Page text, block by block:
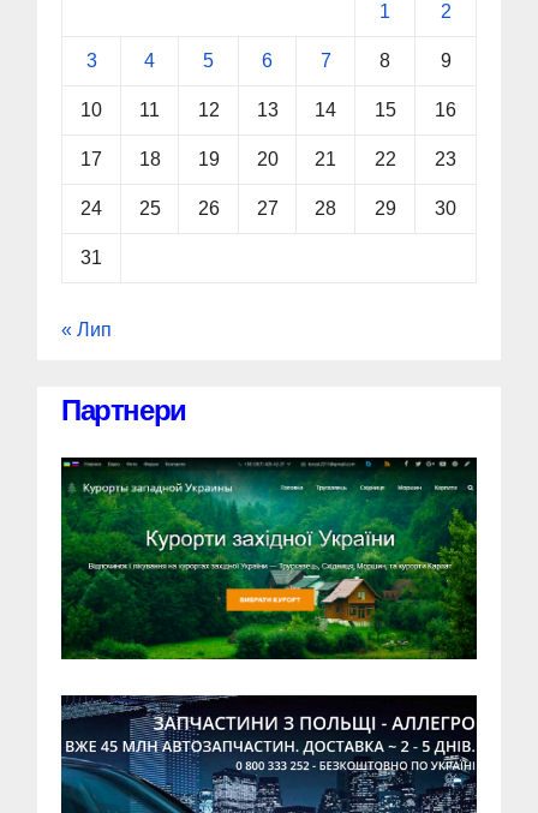
1 2
3 4 5 6 7 8 9
10 11 12 13 14 15 16
17 18 19 20 21 22 23
24 25 26 27 28 29 30
31
« Лип
Партнери